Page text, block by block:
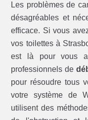
Les problèmes de
désagréables et
efficace. Si vous
vos toilettes à
est là pour vous
professionnels de
pour résoudre tous
votre système de
utilisent des